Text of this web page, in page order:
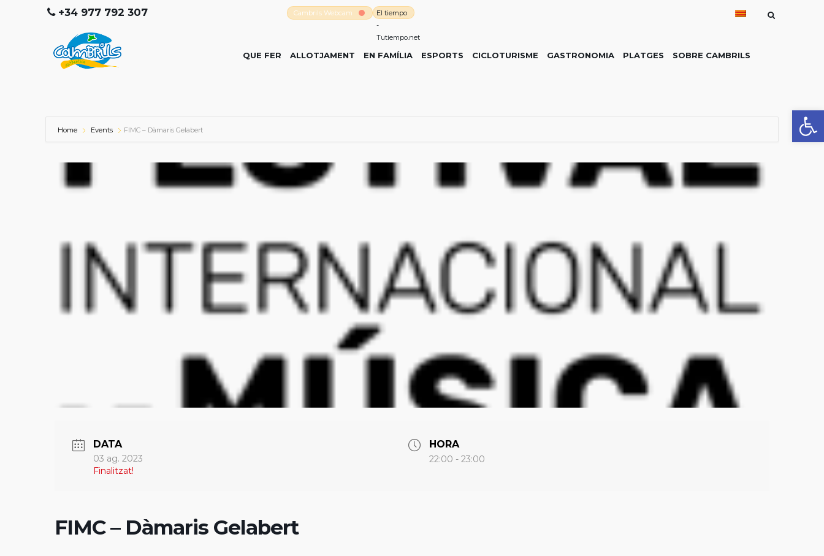
Obre
+34 977 792 307 Cambrils Webcam
El tiempo
-
Tutiempo.net
QUE FER ALLOTJAMENT EN FAMÍLIA ESPORTS CICLOTURISME GASTRONOMIA PLATGES SOBRE CAMBRILS
Home Events FIMC – Dàmaris Gelabert
DATA
03 ag. 2023
Finalitzat!
HORA
22:00 - 23:00
FIMC – Dàmaris Gelabert